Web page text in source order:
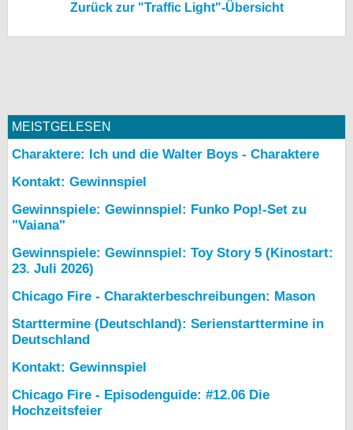
Zurück zur "Traffic Light"-Übersicht
MEISTGELESEN
Charaktere: Ich und die Walter Boys - Charaktere
Kontakt: Gewinnspiel
Gewinnspiele: Gewinnspiel: Funko Pop!-Set zu
"Vaiana"
Gewinnspiele: Gewinnspiel: Toy Story 5 (Kinostart:
23. Juli 2026)
Chicago Fire - Charakterbeschreibungen: Mason
Starttermine (Deutschland): Serienstarttermine in
Deutschland
Kontakt: Gewinnspiel
Chicago Fire - Episodenguide: #12.06 Die
Hochzeitsfeier